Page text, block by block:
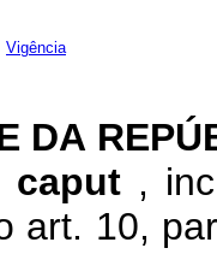
Vigência
DA
caput ,
art. 10,